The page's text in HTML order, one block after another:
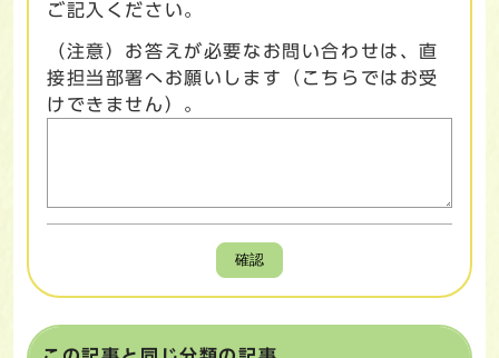
ご記入ください。
（注意）お答えが必要なお問い合わせは、直
接担当部署へお願いします（こちらではお受
けできません）。
確認